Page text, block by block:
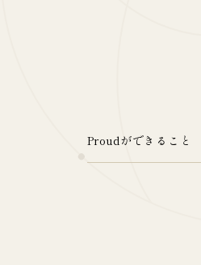
Proudができること